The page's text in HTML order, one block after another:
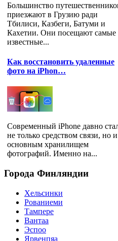
Большинство
приезжают в Грузию ради
Тбилиси, Казбеги, Батуми и
Кахетии. Они посещают самые
известные...
Как восстановить удаленные
фото на iPhon…
Современный iPhone давно
не только средством связи, но и
основным хранилищем
фотографий. Именно на...
Города Финляндии
Хельсинки
Рованиеми
Тампере
Вантаа
Эспоо
Ярвенпяа